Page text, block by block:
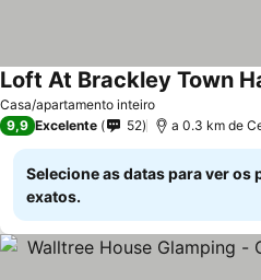
Casa/apartamento inteiro
Loft At Brackley Town
9,9 Excelente 52 a 0.3 km de
Selecione as datas para ver os
exatos.